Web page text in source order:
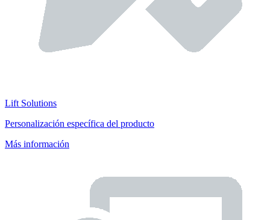
Lift Solutions
Personalización específica del producto
Más información